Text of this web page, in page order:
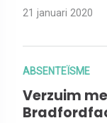
21 januari 2020
ABSENTEÏSME
Verzuim